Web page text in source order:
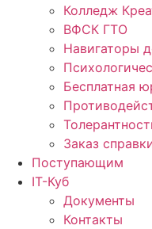
Колледж
ВФСК ГТО
Навигаторы
Бесплатная
Заказ
Поступающим
IT-Куб
Документы
Контакты